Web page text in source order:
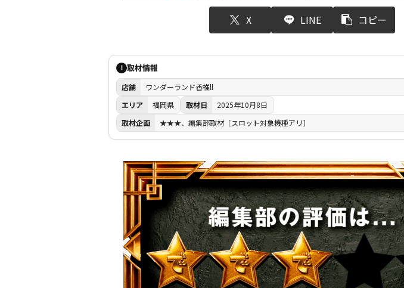
X LINE コピー
i 取材情報
店舗
ワンダーランド香椎ll
エリア
福岡県 取材日
2025年10月8日
取材企画
★★★、編集部取材［スロット対象機種アリ］